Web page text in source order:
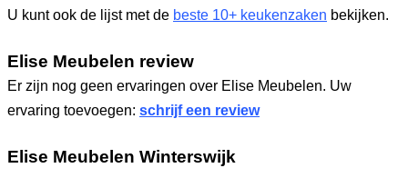
U kunt ook de lijst met de beste 10+ keukenzaken bekijken.
Elise Meubelen review
Er zijn nog geen ervaringen over Elise Meubelen. Uw
ervaring toevoegen: schrijf een review
Elise Meubelen Winterswijk